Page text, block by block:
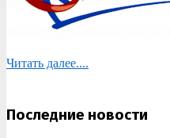
Читать далее....
Последние новости